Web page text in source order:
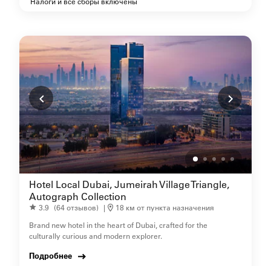
Hotel Local Dubai, Jumeirah Village Triangle,
Autograph Collection
3.9 (64 отзывов) |
18 км от пункта назначения
Brand new hotel in the heart of Dubai, crafted for the
culturally curious and modern explorer.
Подробнее